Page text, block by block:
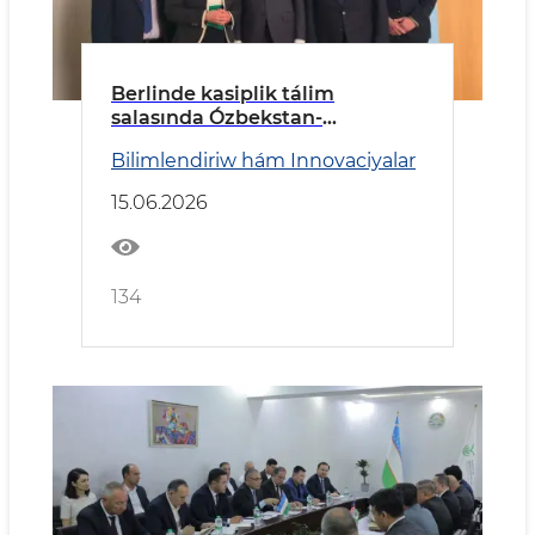
Berlinde kasiplik tálim
salasında Ózbekstan-
Bilimlendiriw hám Innovaciyalar
15.06.2026
134